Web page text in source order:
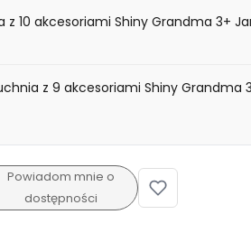
z 10 akcesoriami Shiny Grandma 3+
z 9 akcesoriami Shiny Grandma
Powiadom mnie o
dostępności